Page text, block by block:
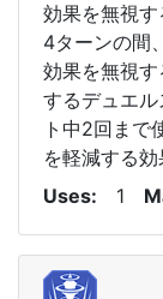
効果を無視
4ターンの間
効果を無視
するデュエ
ト中2回まで
を軽減する
Uses
1